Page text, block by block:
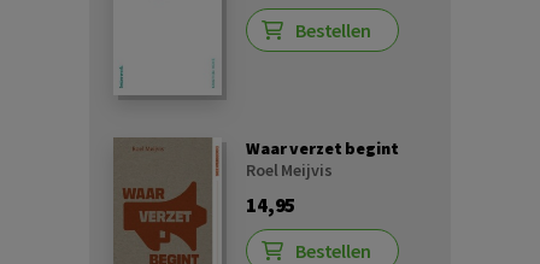
Bestellen
Waar verzet begint
Roel Meijvis
14,95
Bestellen